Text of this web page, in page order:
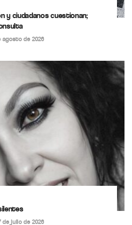
y ciudadanos cuestionan;
agosto de 2026
de julio de 2026